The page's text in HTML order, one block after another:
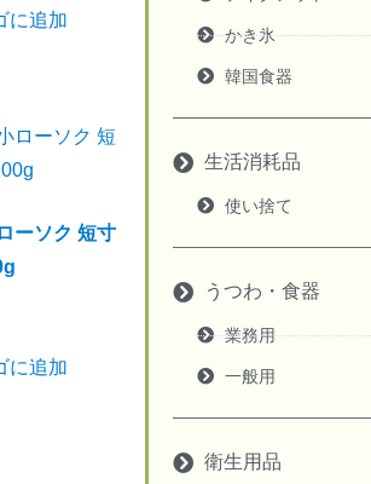
に追加
ーソク 短寸
に追加
かき氷
韓国食器
生活消耗品
使い捨て
うつわ・食器
業務用
一般用
衛生用品